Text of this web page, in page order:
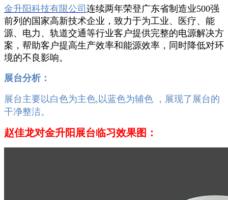
金升阳科技有限公司 连续两年荣登广东省制造业500强
前列的国家高新技术企业，致力于为工业、医疗、能
源、电力、轨道交通等行业客户提供完整的电源解决方
案，帮助客户提高生产效率和能源效率，同时降低对环
境的不良影响。
展台分析：
展台主要以白色为主色,以蓝色为辅色 ，展现了展台的
干净整洁。
赵佳龙对金升阳 展台临习效果图：